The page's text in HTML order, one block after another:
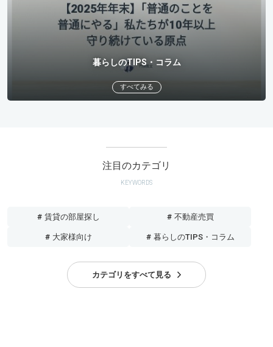
暮らしのTIPS・コラム
すべてみる
注目のカテゴリ
KEYWORDS
# 賃貸の部屋探し # 不動産売買
# 大家様向け # 暮らしのTIPS・コラム
カテゴリをすべて見る